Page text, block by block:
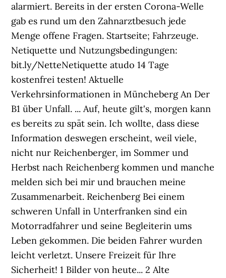
alarmiert. Bereits in der ersten Corona-Welle
gab es rund um den Zahnarztbesuch jede
Menge offene Fragen. Startseite; Fahrzeuge.
Netiquette und Nutzungsbedingungen:
bit.ly/NetteNetiquette atudo 14 Tage
kostenfrei testen! Aktuelle
Verkehrsinformationen in Müncheberg An Der
B1 über Unfall. ... Auf, heute gilt's, morgen kann
es bereits zu spät sein. Ich wollte, dass diese
Information deswegen erscheint, weil viele,
nicht nur Reichenberger, im Sommer und
Herbst nach Reichenberg kommen und manche
melden sich bei mir und brauchen meine
Zusammenarbeit. Reichenberg Bei einem
schweren Unfall in Unterfranken sind ein
Motorradfahrer und seine Begleiterin ums
Leben gekommen. Die beiden Fahrer wurden
leicht verletzt. Unsere Freizeit für Ihre
Sicherheit! 1 Bilder von heute... 2 Alte